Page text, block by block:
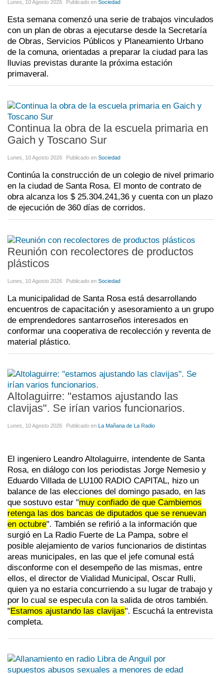
Lunes, 10 Agosto 2026 Publicado en Sociedad
Esta semana comenzó una serie de trabajos vinculados
con un plan de obras a ejecutarse desde la Secretaría
de Obras, Servicios Públicos y Planeamiento Urbano
de la comuna, orientadas a preparar la ciudad para las
lluvias previstas durante la próxima estación
primaveral.
Continua la obra de la escuela primaria en
Gaich y Toscano Sur
Lunes, 10 Agosto 2026 Publicado en Sociedad
Continúa la construcción de un colegio de nivel primario
en la ciudad de Santa Rosa. El monto de contrato de
obra alcanza los $ 25.304.241,36 y cuenta con un plazo
de ejecución de 360 días de corridos.
Reunión con recolectores de productos
plásticos
Lunes, 10 Agosto 2026 Publicado en Sociedad
La municipalidad de Santa Rosa está desarrollando
encuentros de capacitación y asesoramiento a un grupo
de emprendedores santarroseños interesados en
conformar una cooperativa de recolección y reventa de
material plástico.
Altolaguirre: "estamos ajustando las
clavijas". Se irían varios funcionarios.
Lunes, 10 Agosto 2026 Publicado en La Mañana de La Radio
El ingeniero Leandro Altolaguirre, intendente de Santa
Rosa, en diálogo con los periodistas Jorge Nemesio y
Eduardo Villada de LU100 RADIO CAPITAL, hizo un
balance de las elecciones del domingo pasado, en las
que sostuvo estar "muy confiado de que Cambiemos
retenga las dos bancas de diputados que se renuevan
en octubre". También se refirió a la información que
surgió en La Radio Fuerte de La Pampa, sobre el
posible alejamiento de varios funcionarios de distintas
areas municipales, en las que el jefe comunal está
disconforme con el desempeño de las mismas, entre
ellos, el director de Vialidad Municipal, Oscar Rulli,
quien ya no estaria concurriendo a su lugar de trabajo y
por lo cual se especula con la salida de otros también.
"Estamos ajustando las clavijas". Escuchá la entrevista
completa.